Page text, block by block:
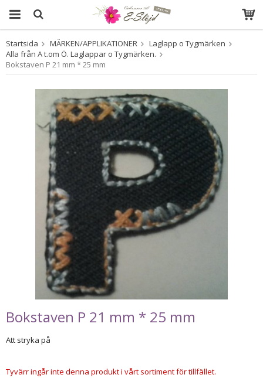
Produkten har blivit tillagd i varukorgen
Startsida MÄRKEN/APPLIKATIONER
Laglapp o Tygmärken
Alla från A t.om Ö. Laglappar o Tygmärken.
Bokstaven P 21 mm * 25 mm
Bokstaven P 21 mm * 25 mm
Att stryka på
Tyvärr ingår inte denna produkt i vårt sortiment för tillfället.